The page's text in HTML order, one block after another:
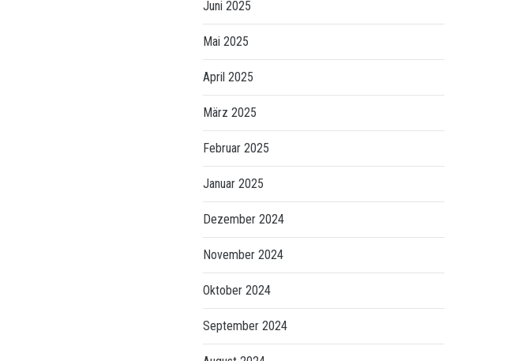
Juni 2025
Mai 2025
April 2025
März 2025
Februar 2025
Januar 2025
Dezember 2024
November 2024
Oktober 2024
September 2024